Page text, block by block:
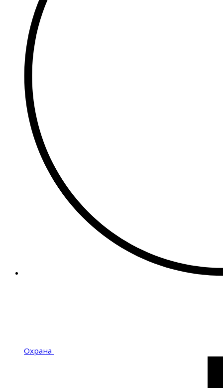
Охрана